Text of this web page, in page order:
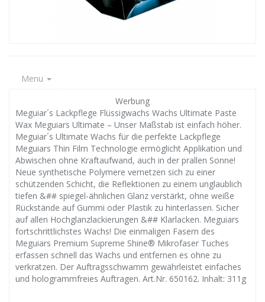
Menu
Werbung
Meguiar´s Lackpflege Flüssigwachs Wachs Ultimate Paste
Wax Meguiars Ultimate – Unser Maßstab ist einfach höher.
Meguiar´s Ultimate Wachs für die perfekte Lackpflege
Meguiars Thin Film Technologie ermöglicht Applikation und
Abwischen ohne Kraftaufwand, auch in der prallen Sonne!
Neue synthetische Polymere vernetzen sich zu einer
schützenden Schicht, die Reflektionen zu einem unglaublich
tiefen &## spiegel-ähnlichen Glanz verstärkt, ohne weiße
Rückstände auf Gummi oder Plastik zu hinterlassen. Sicher
auf allen Hochglanzlackierungen &## Klarlacken. Meguiars
fortschrittlichstes Wachs! Die einmaligen Fasern des
Meguiars Premium Supreme Shine® Mikrofaser Tuches
erfassen schnell das Wachs und entfernen es ohne zu
verkratzen. Der Auftragsschwamm gewährleistet einfaches
und hologrammfreies Auftragen. Art.Nr. 650162. Inhalt: 311g